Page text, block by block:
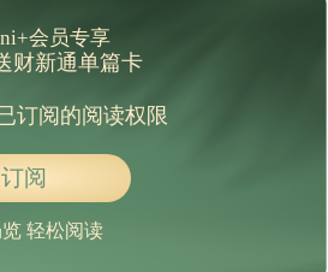
会员专享
财新通单篇卡
订阅的阅读权限
订阅
轻松阅读